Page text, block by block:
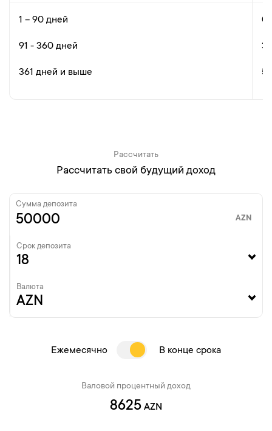
1 – 90 дней
91 - 360 дней
361 дней и выше
Рассчитать
Рассчитать свой будущий доход
Сумма депозита
AZN
Срок депозита
Валюта
Ежемесячно В конце срока
Валовой процентный доход
8625 AZN